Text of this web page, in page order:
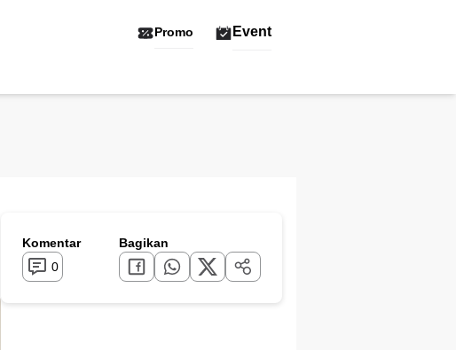
Promo Event
Komentar
0
Bagikan